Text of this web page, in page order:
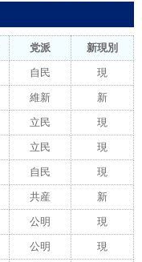
党派 新現別
自民 現
維新 新
立民 現
立民 現
自民 現
共産 新
公明 現
公明 現